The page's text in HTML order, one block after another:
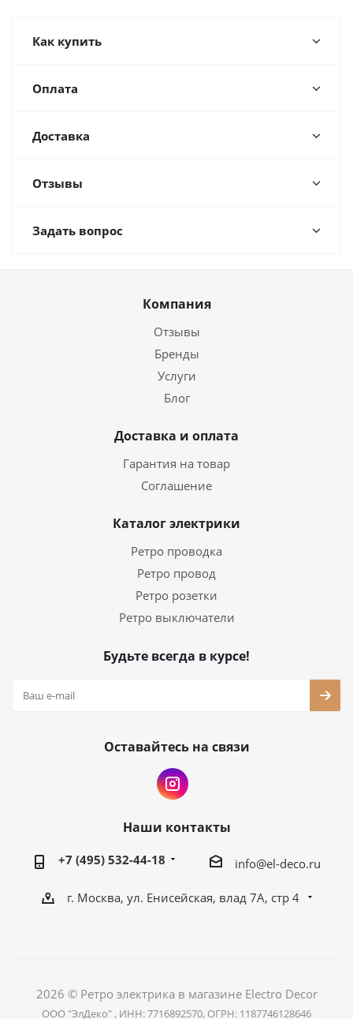
Как купить
Оплата
Доставка
Отзывы
Задать вопрос
Компания
Отзывы
Бренды
Услуги
Блог
Доставка и оплата
Гарантия на товар
Соглашение
Каталог электрики
Ретро проводка
Ретро провод
Ретро розетки
Ретро выключатели
Будьте всегда в курсе!
Оставайтесь на связи
Наши контакты
+7 (495) 532-44-18 info@el-deco.ru
г. Москва, ул. Енисейская, влад 7А, стр 4
2026 © Ретро электрика в магазине Electro Decor
ООО "ЭлДеко" , ИНН: 7716892570, ОГРН: 1187746128646